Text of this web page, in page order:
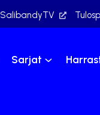
SalibandyTV
Sarjat